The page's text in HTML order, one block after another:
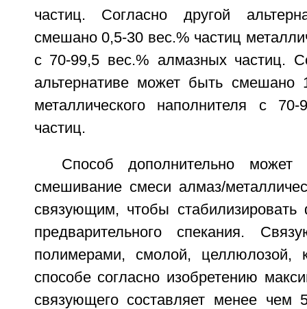
частиц. Согласно другой
смешано 0,5-30 вес.% частиц
с 70-99,5 вес.% алмазных частиц.
альтернативе может быть смешано
металлического наполнителя с
частиц.
Способ дополнительно
смешивание смеси алмаз/
связующим, чтобы стабилизировать
предварительного спекания.
полимерами, смолой,
способе согласно изобретению
связующего составляет менее